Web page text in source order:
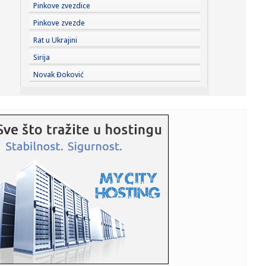
09:06:Ako krećete ka granici: Na Batrovcima se čeka oko tri sata,
na ...
09:05:Sombor: „Bodrog fest“ i ove godine opravdao očekivanja
(VIDE...
09:00:„Retinol milk” je hit među biljnim napicima – evo kako da ...
08:54: Tajfun Delfin stiže do Kine; Vlasti podigle mere
pripravnosti
08:53:
08:52:Legendarni roker se povlači sa scene; Otkazao sve
turneje, oček...
08:52:Šta se dešava sa mađarskom forintom? Suša, energija i
nuklear...
08:51:Halid otkrio zašto su prestali da ga zovu na romske
Pinkove zvezdice
Pinkove zvezde
Rat u Ukrajini
Sirija
Novak Đoković